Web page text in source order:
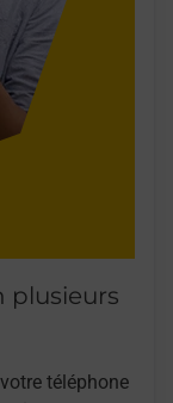
plusieurs
téléphone